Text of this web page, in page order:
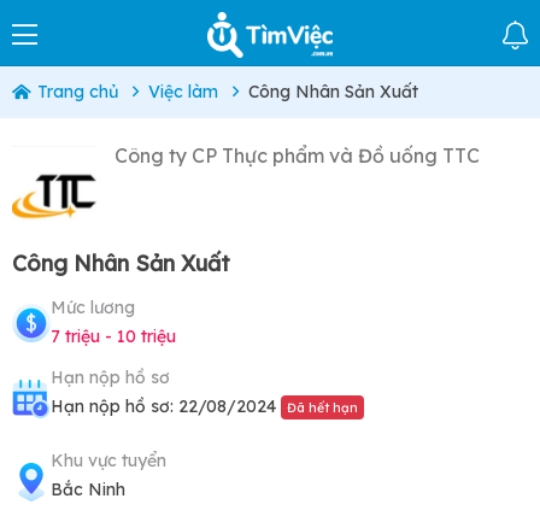
Trang chủ Việc làm Công Nhân Sản Xuất
Công ty CP Thực phẩm và Đồ uống TTC
Công Nhân Sản Xuất
Mức lương
7 triệu - 10 triệu
Hạn nộp hồ sơ
Hạn nộp hồ sơ: 22/08/2024
Đã hết hạn
Khu vực tuyển
Bắc Ninh